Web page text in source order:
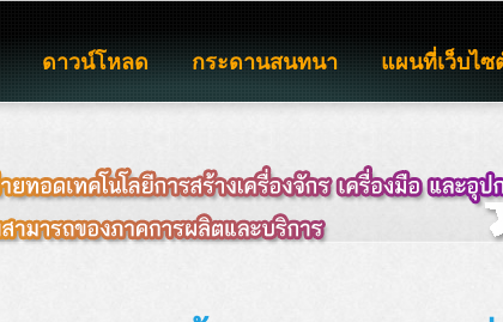
ดาวน์โหลด กระดานสนทนา แผนที่เว็บไซ